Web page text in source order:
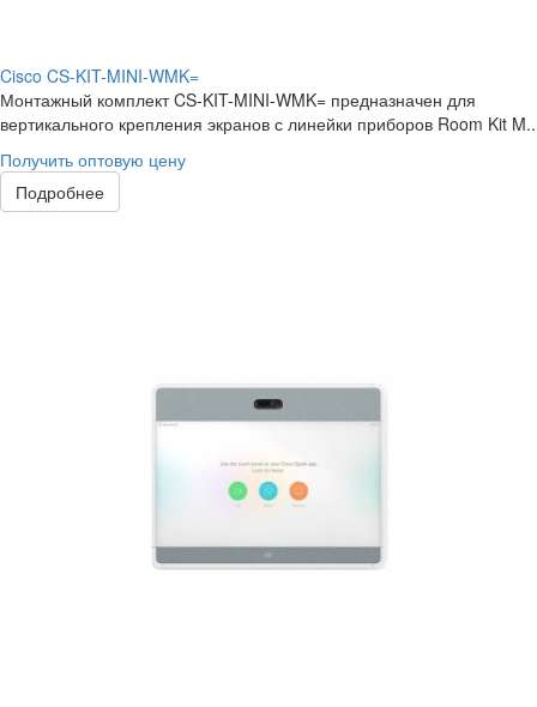
Cisco CS-KIT-MINI-WMK=
Монтажный комплект CS-KIT-MINI-WMK= предназначен для
вертикального крепления экранов с линейки приборов Room Kit M..
Получить оптовую цену
Подробнее